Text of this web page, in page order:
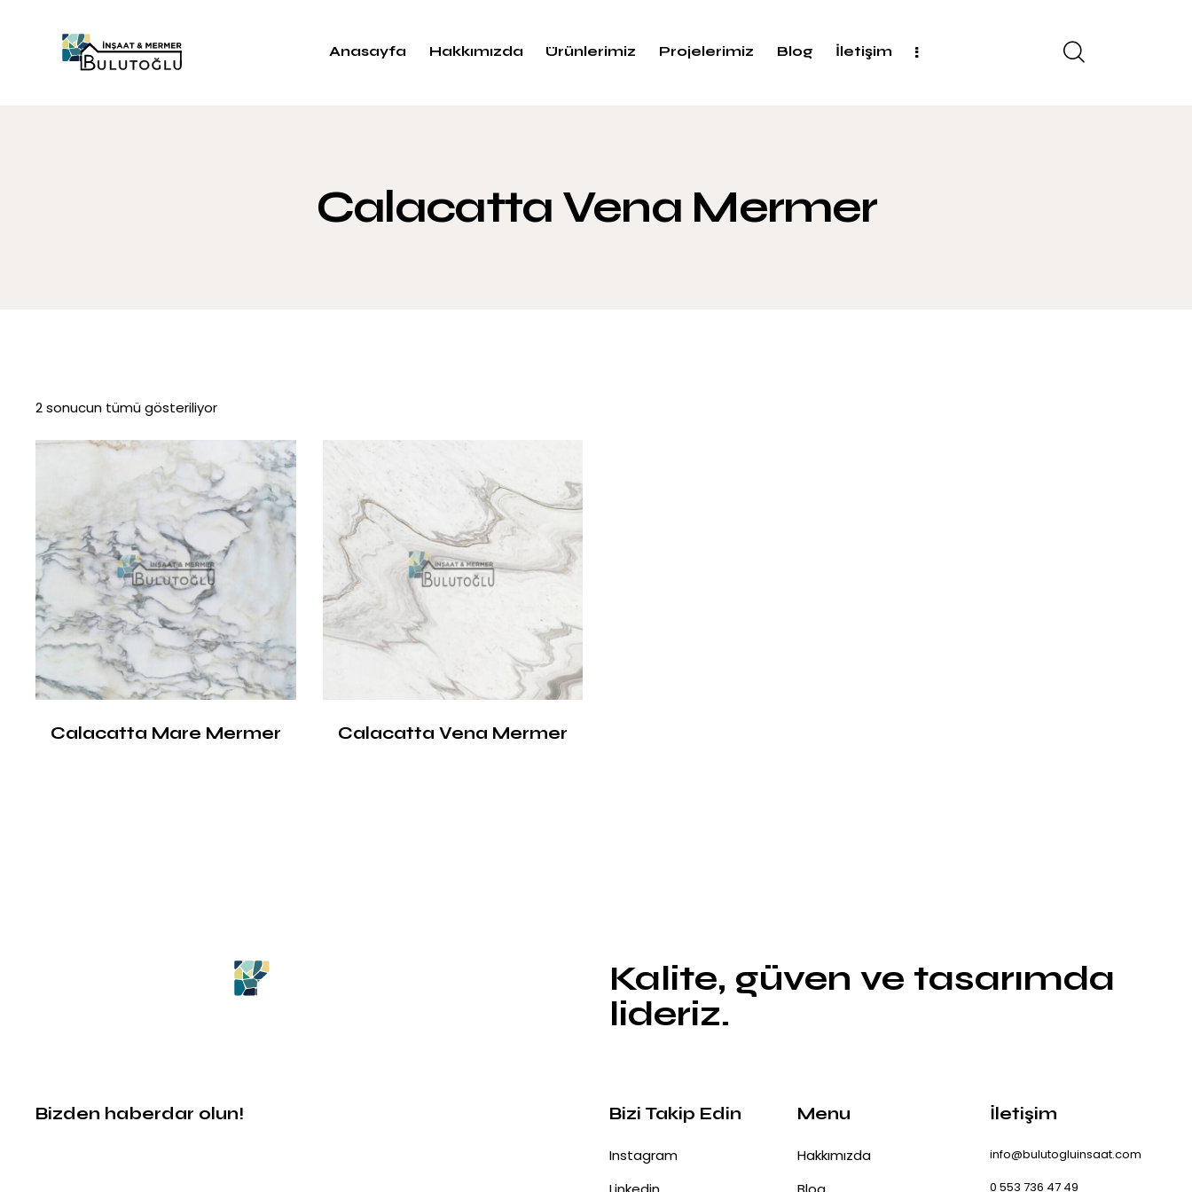
Anasayfa Hakkımızda Ürünlerimiz Projelerimiz Blog İletişim
Calacatta Vena Mermer
2 sonucun tümü gösteriliyor
Calacatta Mare Mermer Calacatta Vena Mermer
Kalite, güven ve tasarımda
lideriz.
Bizden haberdar olun! Bizi Takip Edin
Instagram
Menu
Hakkımızda
İletişim
info@bulutogluinsaat.com
0 553 736 47 49